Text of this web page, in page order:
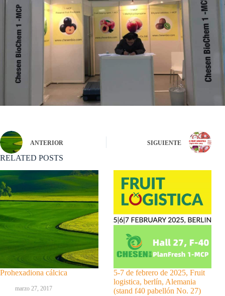
ANTERIOR SIGUIENTE
RELATED POSTS
Prohexadiona cálcica
marzo 27, 2017
5-7 de febrero de 2025, Fruit
logistica, berlín, Alemania
(stand f40 pabellón No. 27)